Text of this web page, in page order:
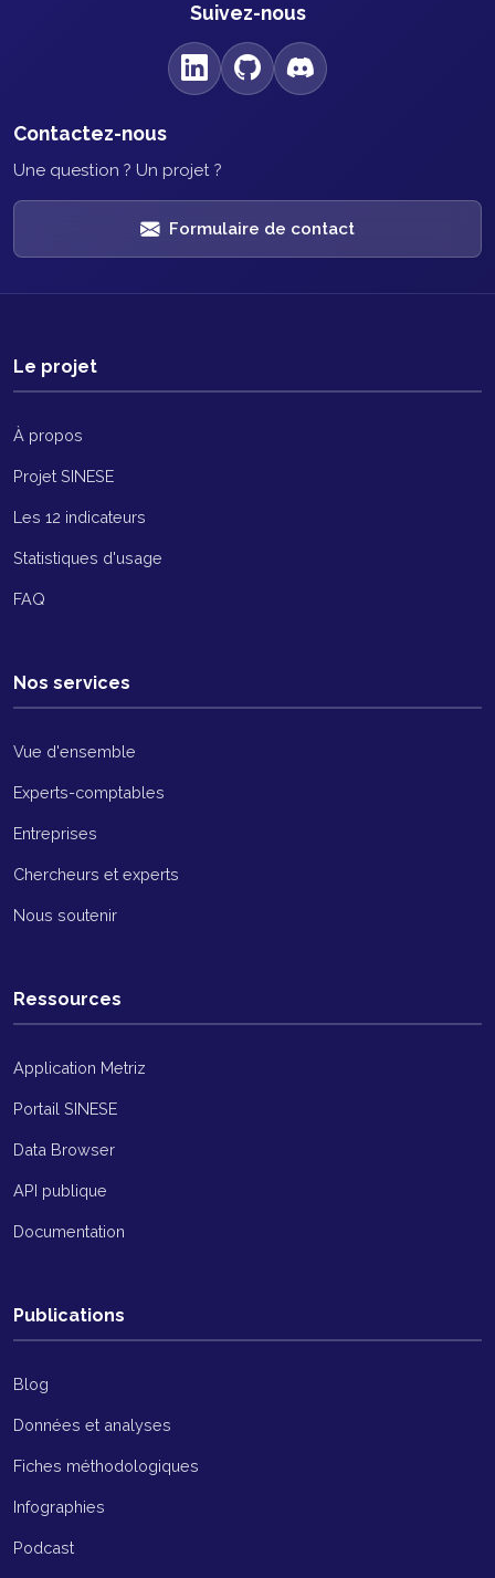
Suivez-nous
Contactez-nous
Une question ? Un projet ?
Formulaire de contact
Le projet
À propos
Projet SINESE
Les 12 indicateurs
Statistiques d'usage
FAQ
Nos services
Vue d'ensemble
Experts-comptables
Entreprises
Chercheurs et experts
Nous soutenir
Ressources
Application Metriz
Portail SINESE
Data Browser
API publique
Documentation
Publications
Blog
Données et analyses
Fiches méthodologiques
Infographies
Podcast